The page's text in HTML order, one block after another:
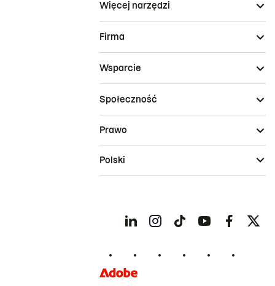
Więcej narzędzi
Firma
Wsparcie
Społeczność
Prawo
Polski